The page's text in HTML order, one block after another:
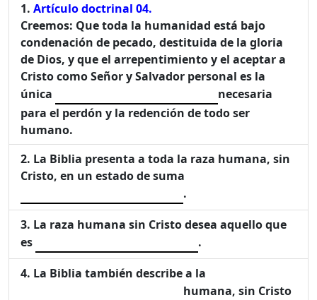
Artículo doctrinal 04.
Creemos: Que toda la humanidad está bajo
condenación de pecado, destituida de la gloria
de Dios, y que el arrepentimiento y el aceptar a
Cristo como Señor y Salvador personal es la
única
necesaria
para el perdón y la redención de todo ser
humano.
La Biblia presenta a toda la raza humana, sin
Cristo, en un estado de suma
.
La raza humana sin Cristo desea aquello que
es
.
La Biblia también describe a la
humana, sin Cristo